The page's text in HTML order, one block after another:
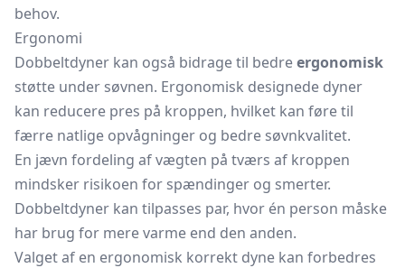
behov.
Ergonomi
Dobbeltdyner kan også bidrage til bedreergonomisk
støtte under søvnen. Ergonomisk designede dyner
kan reducere pres på kroppen, hvilket kan føre til
færre natlige opvågninger og bedre søvnkvalitet.
En jævn fordeling af vægten på tværs af kroppen
mindsker risikoen for spændinger og smerter.
Dobbeltdyner kan tilpasses par, hvor én person måske
har brug for mere varme end den anden.
Valget af en ergonomisk korrekt dyne kan forbedres